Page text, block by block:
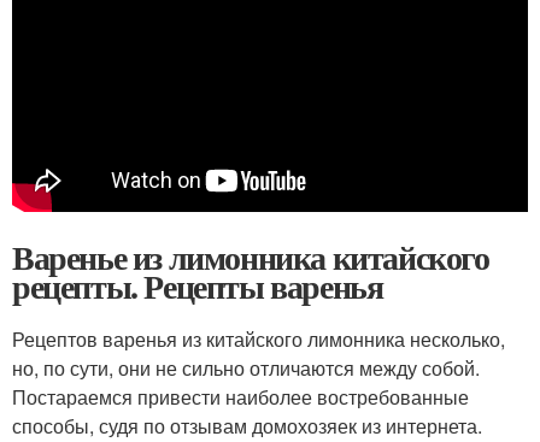
Варенье из лимонника китайского
рецепты. Рецепты варенья
Рецептов варенья из китайского лимонника несколько,
но, по сути, они не сильно отличаются между собой.
Постараемся привести наиболее востребованные
способы, судя по отзывам домохозяек из интернета.